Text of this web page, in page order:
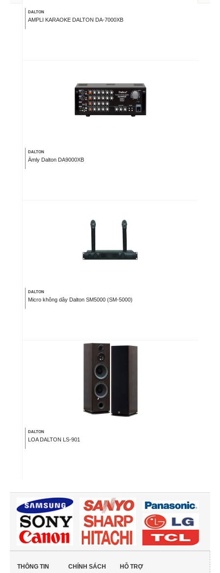
DALTON
AMPLI KARAOKE DALTON DA-7000XB
DALTON
Âmly Dalton DA9000XB
DALTON
Micro không dây Dalton SM5000 (SM-5000)
DALTON
LOA DALTON LS-901
THÔNG TIN
CHÍNH SÁCH
HỖ TRỢ